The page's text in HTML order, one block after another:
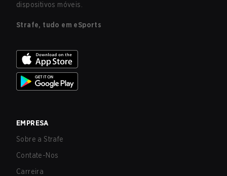
dispositivos móveis.
Strafe, tudo em eSports
EMPRESA
Sobre a Strafe
Contate-Nos
Carreira